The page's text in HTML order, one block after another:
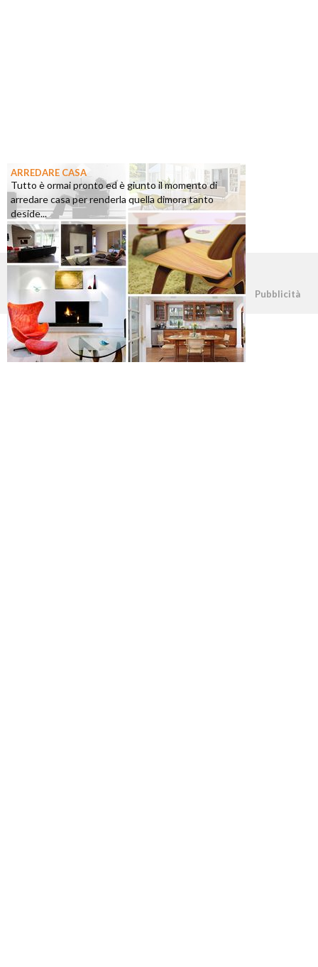
ARREDARE CASA
Tutto è ormai pronto ed è giunto il momento di
arredare casa per renderla quella dimora tanto
deside...
©2026 - casapratica.org - p.iva 03338800984 Pubblicità